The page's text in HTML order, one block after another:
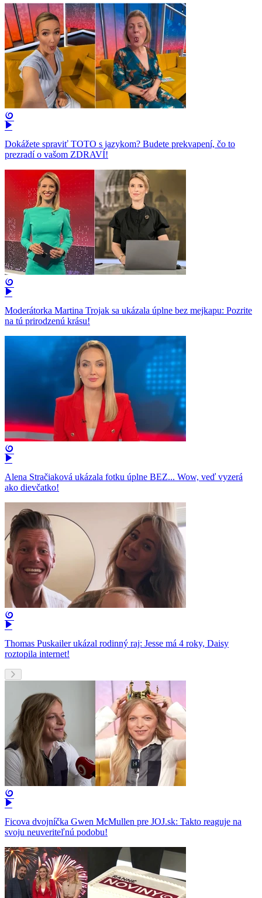
Dokážete spraviť TOTO s jazykom? Budete prekvapení, čo to
prezradí o vašom ZDRAVÍ!
Moderátorka Martina Trojak sa ukázala úplne bez mejkapu: Pozrite
na tú prirodzenú krásu!
Alena Stračiaková ukázala fotku úplne BEZ... Wow, veď vyzerá
ako dievčatko!
Thomas Puskailer ukázal rodinný raj: Jesse má 4 roky, Daisy
roztopila internet!
Ficova dvojníčka Gwen McMullen pre JOJ.sk: Takto reaguje na
svoju neuveriteľnú podobu!